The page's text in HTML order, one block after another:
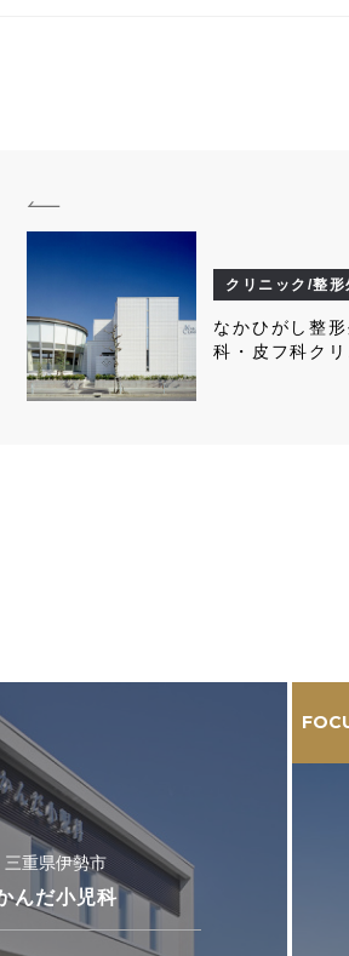
クリニック/整形
なかひがし整
科・皮フ科クリ
三重県伊勢市
んだ小児科